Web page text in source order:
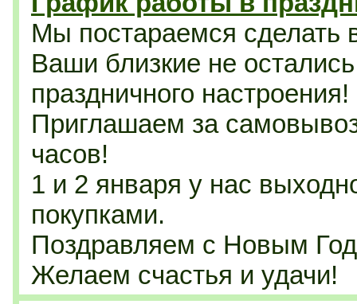
Мы постараемся сделать
Ваши близкие не
праздничного настроения!
Приглашаем за
часов!
1 и 2 января у нас
покупками.
Поздравляем с Новым
Желаем счастья и удачи!